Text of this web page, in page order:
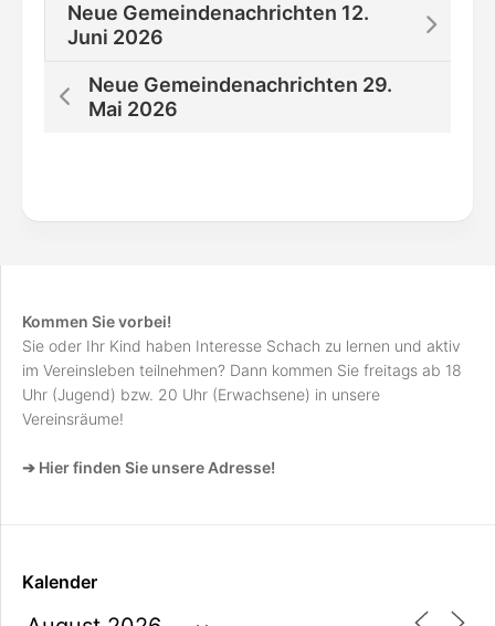
Neue Gemeindenachrichten 12.
Juni 2026
Neue Gemeindenachrichten 29.
Mai 2026
Kommen Sie vorbei!
Sie oder Ihr Kind haben Interesse Schach zu lernen und aktiv
im Vereinsleben teilnehmen? Dann kommen Sie freitags ab 18
Uhr (Jugend) bzw. 20 Uhr (Erwachsene) in unsere
Vereinsräume!
➔ Hier finden Sie unsere Adresse!
Kalender